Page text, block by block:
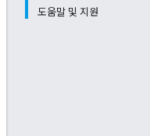
도움말 및 지원